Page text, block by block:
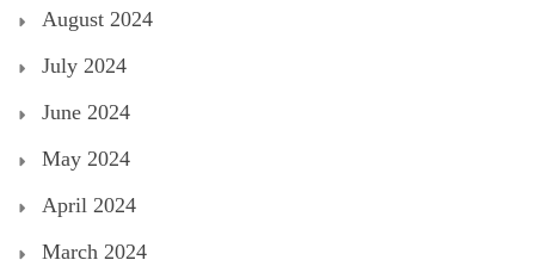
August 2024
July 2024
June 2024
May 2024
April 2024
March 2024